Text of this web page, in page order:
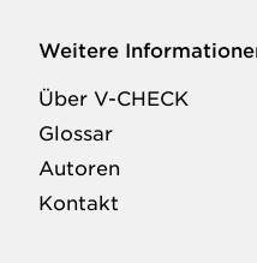
Weitere
Über V-CHECK
Glossar
Autoren
Kontakt